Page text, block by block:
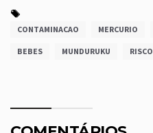
CONTAMINACAO MERCURIO
BEBES MUNDURUKU RISCO